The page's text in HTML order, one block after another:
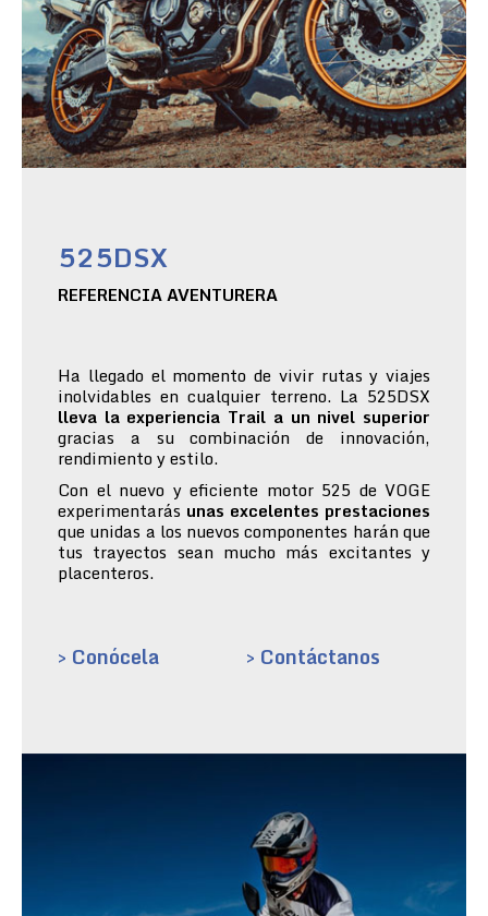
525DSX
REFERENCIA AVENTURERA
Ha llegado el momento de vivir rutas y viajes
inolvidables en cualquier terreno. La 525DSX
lleva la experiencia Trail a un nivel superior
gracias a su combinación de innovación,
rendimiento y estilo.
Con el nuevo y eficiente motor 525 de VOGE
experimentarás unas excelentes prestaciones
que unidas a los nuevos componentes harán que
tus trayectos sean mucho más excitantes y
placenteros.
> Conócela > Contáctanos